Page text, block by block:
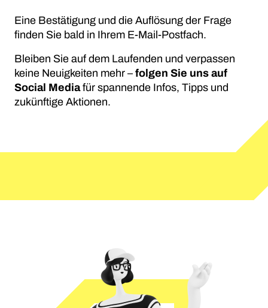
Eine Bestätigung und die Auflösung der Frage
finden Sie bald in Ihrem E-Mail-Postfach.
Bleiben Sie auf dem Laufenden und verpassen
keine Neuigkeiten mehr – folgen Sie uns auf
Social Mediafür spannende Infos, Tipps und
zukünftige Aktionen.